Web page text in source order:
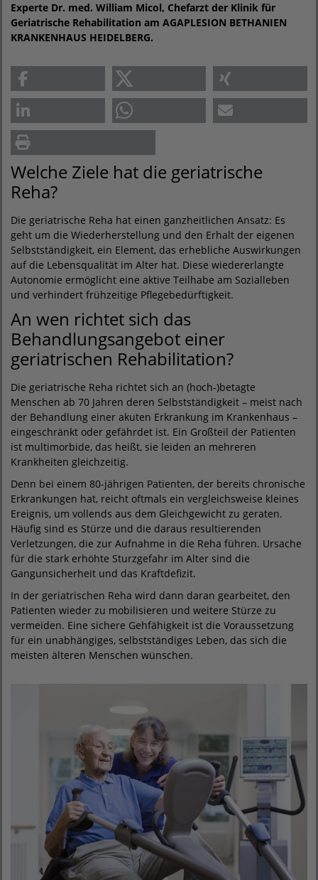
Experte Dr. med. William Micol, Chefarzt der Klinik für
Geriatrische Rehabilitation am AGAPLESION BETHANIEN
KRANKENHAUS HEIDELBERG.
Welche Ziele hat die geriatrische
Reha?
Die geriatrische Reha hat einen ganzheitlichen Ansatz: Es
geht um die Wiederherstellung und den Erhalt der eigenen
Selbstständigkeit, ein Element, das erhebliche Auswirkungen
auf die Lebensqualität im Alter hat. Diese wiedererlangte
Autonomie ermöglicht eine aktive Teilhabe am Sozialleben
und verhindert frühzeitige Pflegebedürftigkeit.
An wen richtet sich das
Behandlungsangebot einer
geriatrischen Rehabilitation?
Die geriatrische Reha richtet sich an (hoch-)betagte
Menschen ab 70 Jahren deren Selbstständigkeit – meist nach
der Behandlung einer akuten Erkrankung im Krankenhaus –
eingeschränkt oder gefährdet ist. Ein Großteil der Patienten
ist multimorbide, das heißt, sie leiden an mehreren
Krankheiten gleichzeitig.
Denn bei einem 80-jährigen Patienten, der bereits chronische
Erkrankungen hat, reicht oftmals ein vergleichsweise kleines
Ereignis, um vollends aus dem Gleichgewicht zu geraten.
Häufig sind es Stürze und die daraus resultierenden
Verletzungen, die zur Aufnahme in die Reha führen. Ursache
für die stark erhöhte Sturzgefahr im Alter sind die
Gangunsicherheit und das Kraftdefizit.
In der geriatrischen Reha wird dann daran gearbeitet, den
Patienten wieder zu mobilisieren und weitere Stürze zu
vermeiden. Eine sichere Gehfähigkeit ist die Voraussetzung
für ein unabhängiges, selbstständiges Leben, das sich die
meisten älteren Menschen wünschen.